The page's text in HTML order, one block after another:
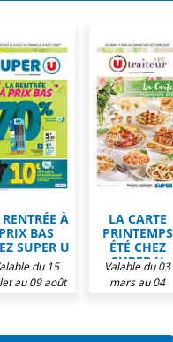
À
PRIX BAS
SUPER U
du 15
au 09 août
LA CARTE
PRINTEMPS
ÉTÉ CHEZ
SUPER U
Valable du 03
mars au 04